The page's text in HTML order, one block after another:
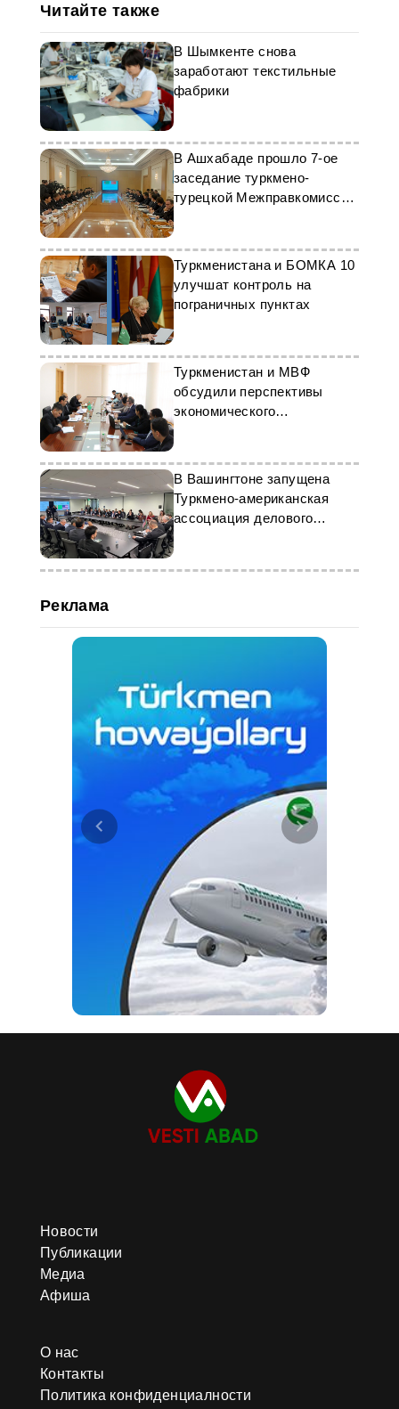
Читайте также
В Шымкенте снова
заработают текстильные
фабрики
В Ашхабаде прошло 7-ое
заседание туркмено-
турецкой Межправкомиссии
сотрудничеству
Туркменистана и БОМКА 10
улучшат контроль на
пограничных пунктах
Туркменистан и МВФ
обсудили перспективы
экономического
сотрудничества
В Вашингтоне запущена
Туркмено-американская
ассоциация делового
сотрудничества
Реклама
Новости
Публикации
Медиа
Афиша
О нас
Контакты
Политика конфиденциалности